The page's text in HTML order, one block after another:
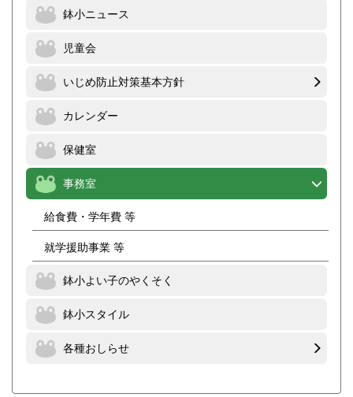
鉢小ニュース
児童会
いじめ防止対策基本方針
カレンダー
保健室
事務室
給食費・学年費 等
就学援助事業 等
鉢小よい子のやくそく
鉢小スタイル
各種おしらせ